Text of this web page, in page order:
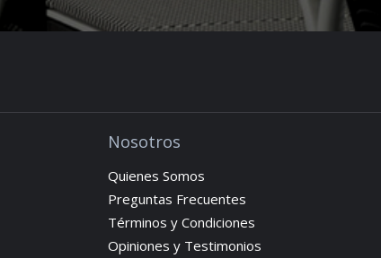
Nosotros
Quienes Somos
Preguntas Frecuentes
Términos y Condiciones
Opiniones y Testimonios